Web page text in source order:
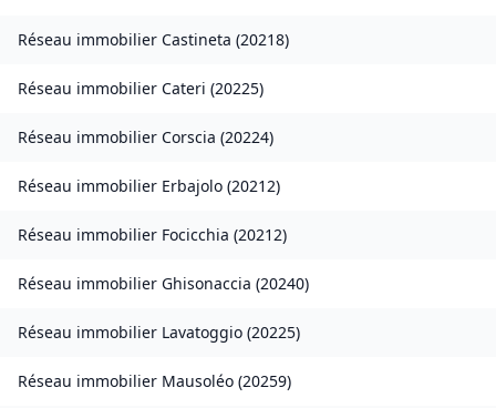
Réseau immobilier Castineta (20218)
Réseau immobilier Cateri (20225)
Réseau immobilier Corscia (20224)
Réseau immobilier Erbajolo (20212)
Réseau immobilier Focicchia (20212)
Réseau immobilier Ghisonaccia (20240)
Réseau immobilier Lavatoggio (20225)
Réseau immobilier Mausoléo (20259)